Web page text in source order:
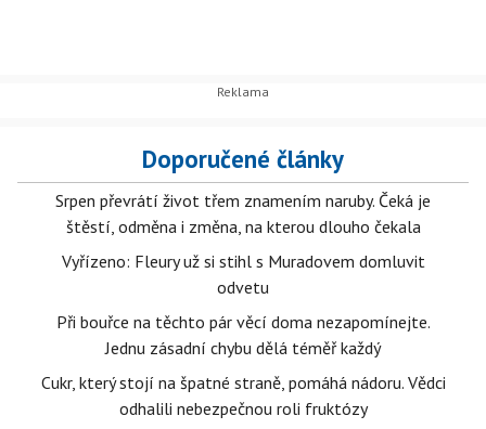
Doporučené články
Srpen převrátí život třem znamením naruby. Čeká je
štěstí, odměna i změna, na kterou dlouho čekala
Vyřízeno: Fleury už si stihl s Muradovem domluvit
odvetu
Při bouřce na těchto pár věcí doma nezapomínejte.
Jednu zásadní chybu dělá téměř každý
Cukr, který stojí na špatné straně, pomáhá nádoru. Vědci
odhalili nebezpečnou roli fruktózy